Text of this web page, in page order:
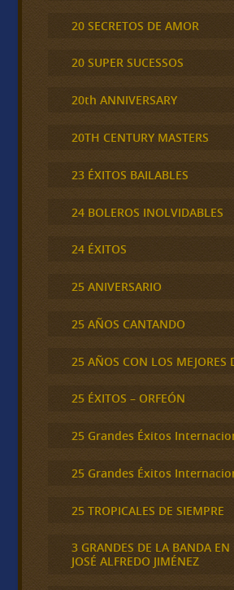
20 SECRETOS DE AMOR
20 SUPER SUCESSOS
20th ANNIVERSARY
20TH CENTURY MASTERS
23 ÉXITOS BAILABLES
24 BOLEROS INOLVIDABLES
24 ÉXITOS
25 ANIVERSARIO
25 AÑOS CANTANDO
25 AÑOS CON LOS MEJORES
25 ÉXITOS – ORFEÓN
25 Grandes Éxitos
25 Grandes Éxitos
25 TROPICALES DE SIEMPRE
3 GRANDES DE LA BANDA
JOSÉ ALFREDO JIMÉNEZ